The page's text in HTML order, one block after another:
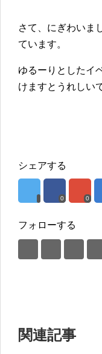
さて、にぎわいま
ています。
ゆるーりとしたイ
けますとうれしい
シェアする
0 0
フォローする
関連記事